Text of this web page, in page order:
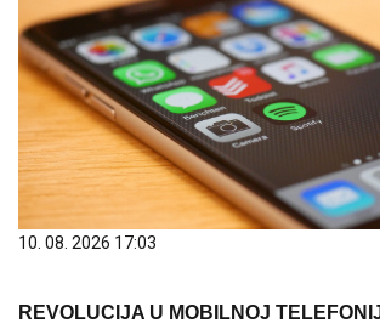
10. 08. 2026 17:03
REVOLUCIJA U MOBILNOJ